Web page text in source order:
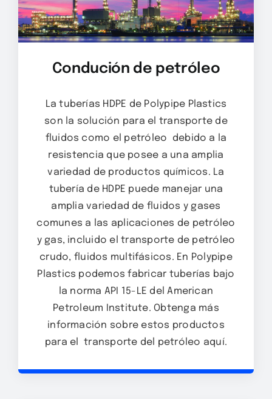
Condución de petróleo
La tuberías HDPE de Polypipe Plastics
son la solución para el transporte de
fluidos como el petróleo debido a la
resistencia que posee a una amplia
variedad de productos químicos. La
tubería de HDPE puede manejar una
amplia variedad de fluidos y gases
comunes a las aplicaciones de petróleo
y gas, incluido el transporte de petróleo
crudo, fluidos multifásicos. En Polypipe
Plastics podemos fabricar tuberías bajo
la norma API 15-LE del American
Petroleum Institute. Obtenga más
información sobre estos productos
para el transporte del petróleo aquí.